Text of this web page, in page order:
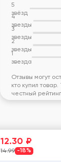
5
звёзд
4
звезды
3
звезды
2
звезды
1
звезда
Отзывы могут
кто купил
честный рейтинг
12.30 ₽
14.99 -18%